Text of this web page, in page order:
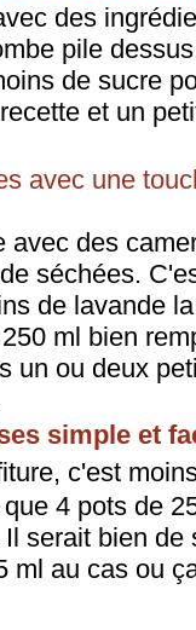
des
pile
de sucre
et un
avec une
avec des
séchées.
de lavande
ml bien
un ou deux
simple et
c'est
4 pots de
serait bien de
ml au cas ou